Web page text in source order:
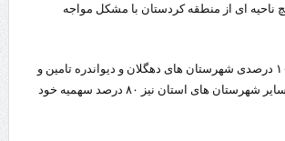
ناحیه ای از منطقه کردستان با مشکل مواجه
وی افزود: سهمیه ١٠٠ درصدی شهرستان های دهگلان و دیواندره تامین و
ذخیره شده است و سایر شهرستان های استان نیز ٨٠ درصد سهمیه خود